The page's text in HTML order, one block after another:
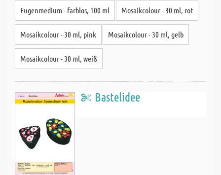
Fugenmedium - farblos, 100 ml Mosaikcolour - 30 ml, rot
Mosaikcolour - 30 ml, pink Mosaikcolour - 30 ml, gelb
Mosaikcolour - 30 ml, weiß
Bastelidee